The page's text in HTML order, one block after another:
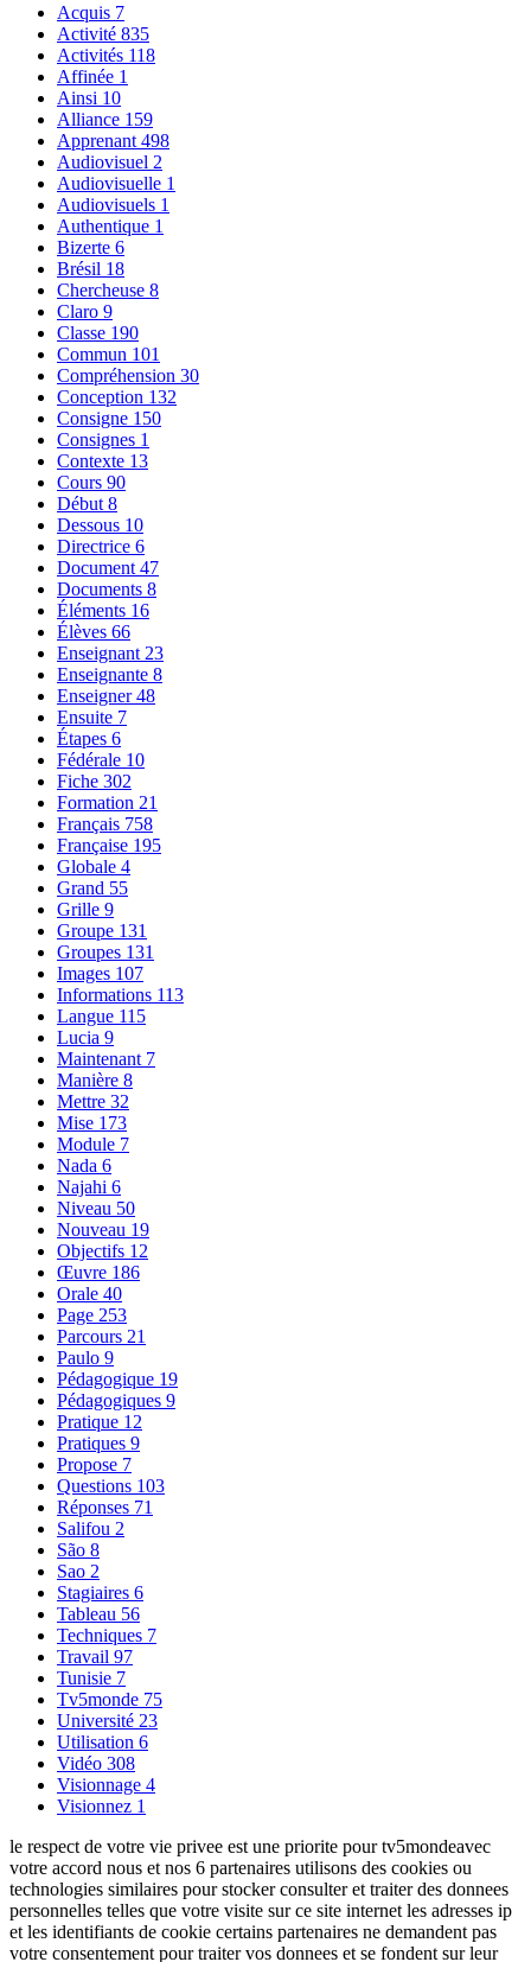
Acquis 7
Activité 835
Activités 118
Affinée 1
Ainsi 10
Alliance 159
Apprenant 498
Audiovisuel 2
Audiovisuelle 1
Audiovisuels 1
Authentique 1
Bizerte 6
Brésil 18
Chercheuse 8
Claro 9
Classe 190
Commun 101
Compréhension 30
Conception 132
Consigne 150
Consignes 1
Contexte 13
Cours 90
Début 8
Dessous 10
Directrice 6
Document 47
Documents 8
Éléments 16
Élèves 66
Enseignant 23
Enseignante 8
Enseigner48
Ensuite 7
Étapes 6
Fédérale 10
Fiche 302
Formation 21
Français 758
Française 195
Globale 4
Grand 55
Grille 9
Groupe 131
Groupes 131
Images 107
Informations 113
Langue 115
Lucia 9
Maintenant 7
Manière 8
Mettre 32
Mise 173
Module 7
Nada 6
Najahi 6
Niveau 50
Nouveau 19
Objectifs 12
Œuvre 186
Orale 40
Page 253
Parcours 21
Paulo 9
Pédagogique 19
Pédagogiques 9
Pratique 12
Pratiques 9
Propose 7
Questions 103
Réponses 71
Salifou 2
São 8
Sao 2
Stagiaires 6
Tableau 56
Techniques 7
Travail 97
Tunisie 7
Tv5monde 75
Université 23
Utilisation 6
Vidéo 308
Visionnage 4
Visionnez 1
le respect de votre vie privee est une priorite pour tv5mondeavec
votre accord nous et nos 6 partenaires utilisons des cookies ou
technologies similaires pour stocker consulter et traiter des donnees
personnelles telles que votre visite sur ce site internet les adresses ip
et les identifiants de cookie certains partenaires ne demandent pas
votre consentement pour traiter vos donnees et se fondent sur leur